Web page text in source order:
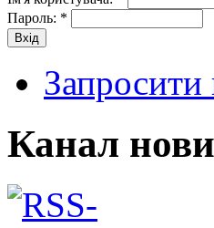
Пароль: *
Канал